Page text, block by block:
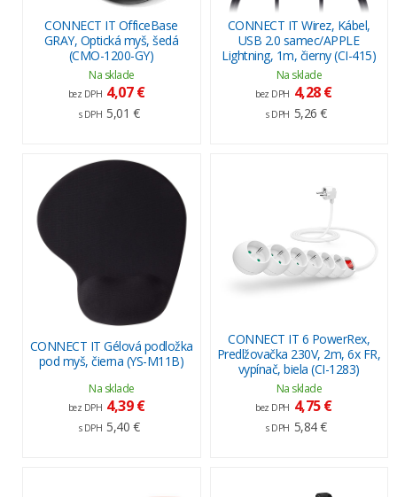
CONNECT IT OfficeBase
GRAY, Optická myš, šedá
(CMO-1200-GY)
Na sklade
bez DPH 4,07 €
s DPH 5,01 €
CONNECT IT Wirez, Kábel,
USB 2.0 samec/APPLE
Lightning, 1m, čierny (CI-415)
Na sklade
bez DPH 4,28 €
s DPH 5,26 €
CONNECT IT Gélová podložka
pod myš, čierna (YS-M11B)
Na sklade
bez DPH 4,39 €
s DPH 5,40 €
CONNECT IT 6 PowerRex,
Predlžovačka 230V, 2m, 6x FR,
vypínač, biela (CI-1283)
Na sklade
bez DPH 4,75 €
s DPH 5,84 €